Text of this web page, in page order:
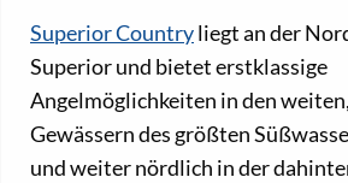
Superior Countryliegt an der
Superior und bietet erstklassige
Angelmöglichkeiten in den
Gewässern des größten
und weiter nördlich in der